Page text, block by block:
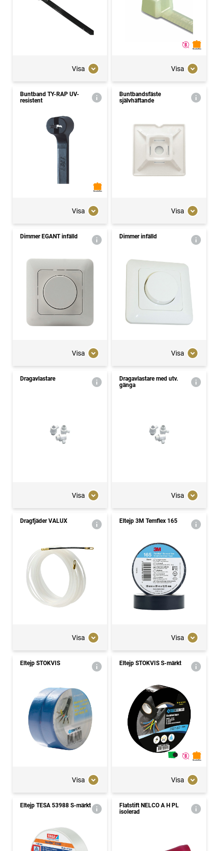
Visa Visa
Buntband TY-RAP UV-
resistent
Visa
Buntbandsfäste
självhäftande
Visa
Dimmer EGANT infälld
Visa
Dimmer infälld
Visa
Dragavlastare
Visa
Dragavlastare med utv.
gänga
Visa
Dragfjäder VALUX
Visa
Eltejp 3M Temflex 165
Visa
Eltejp STOKVIS
Visa
Eltejp STOKVIS S-märkt
Visa
Eltejp TESA 53988 S-märkt
Flatstift NELCO A H PL
isolerad